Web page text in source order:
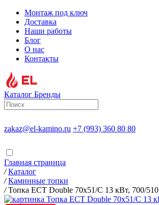
Монтаж под ключ
Доставка
Наши работы
Блог
О нас
Контакты
Каталог Бренды
zakaz@el-kamino.ru +7 (993) 360 80 80
Главная страница
/ Каталог
/ Каминные топки
/ Топка ECT Double 70x51/C 13 кВт, 700/510